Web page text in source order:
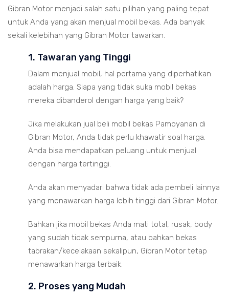
Gibran Motor menjadi salah satu pilihan yang paling tepat
untuk Anda yang akan menjual mobil bekas. Ada banyak
sekali kelebihan yang Gibran Motor tawarkan.
1. Tawaran yang Tinggi
Dalam menjual mobil, hal pertama yang diperhatikan
adalah harga. Siapa yang tidak suka mobil bekas
mereka dibanderol dengan harga yang baik?
Jika melakukan jual beli mobil bekas Pamoyanan di
Gibran Motor, Anda tidak perlu khawatir soal harga.
Anda bisa mendapatkan peluang untuk menjual
dengan harga tertinggi.
Anda akan menyadari bahwa tidak ada pembeli lainnya
yang menawarkan harga lebih tinggi dari Gibran Motor.
Bahkan jika mobil bekas Anda mati total, rusak, body
yang sudah tidak sempurna, atau bahkan bekas
tabrakan/kecelakaan sekalipun, Gibran Motor tetap
menawarkan harga terbaik.
2. Proses yang Mudah